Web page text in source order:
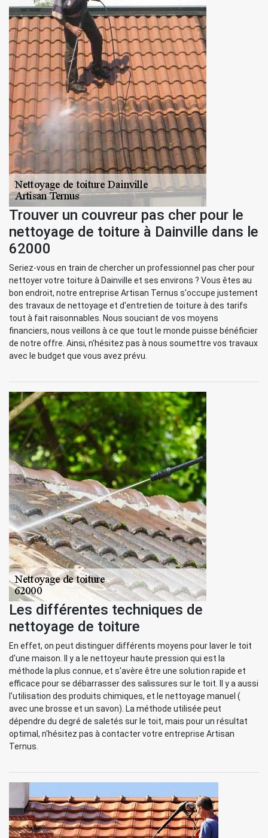
Trouver un couvreur pas cher pour le
nettoyage de toiture à Dainville dans le
62000
Seriez-vous en train de chercher un professionnel pas cher pour
nettoyer votre toiture à Dainville et ses environs ? Vous êtes au
bon endroit, notre entreprise Artisan Ternus s'occupe justement
des travaux de nettoyage et d'entretien de toiture à des tarifs
tout à fait raisonnables. Nous souciant de vos moyens
financiers, nous veillons à ce que tout le monde puisse bénéficier
de notre offre. Ainsi, n'hésitez pas à nous soumettre vos travaux
avec le budget que vous avez prévu.
Les différentes techniques de
nettoyage de toiture
En effet, on peut distinguer différents moyens pour laver le toit
d'une maison. Il y a le nettoyeur haute pression qui est la
méthode la plus connue, et s'avère être une solution rapide et
efficace pour se débarrasser des salissures sur le toit. Il y a aussi
l'utilisation des produits chimiques, et le nettoyage manuel (
avec une brosse et un savon). La méthode utilisée peut
dépendre du degré de saletés sur le toit, mais pour un résultat
optimal, n'hésitez pas à contacter votre entreprise Artisan
Ternus.